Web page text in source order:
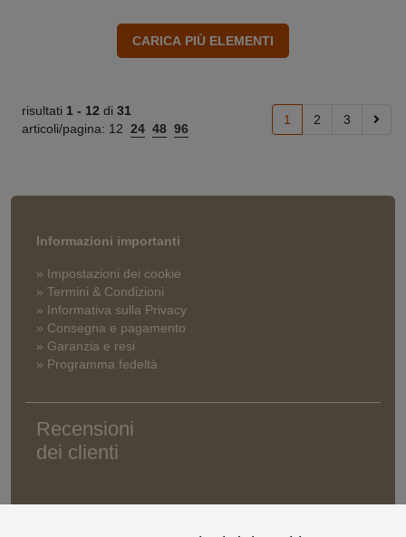
risultati 1 - 12 di 31
articoli/pagina: 12 24 48 96
1 2 3
Informazioni importanti
» Impostazioni dei cookie
» Termini & Condizioni
» Informativa sulla Privacy
» Consegna e pagamento
» Garanzia e resi
» Programma fedeltà
Recensioni
dei clienti